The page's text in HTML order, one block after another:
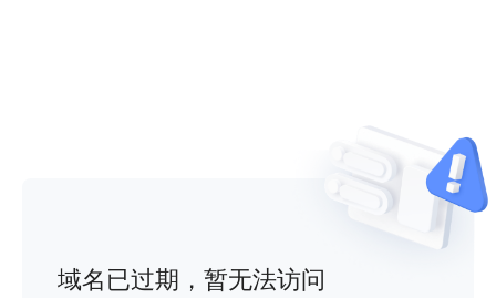
域名已过期，暂无法访问